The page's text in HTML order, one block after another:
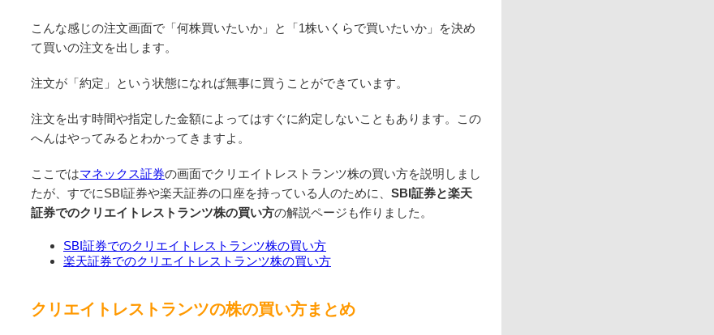
こんな感じの注文画面で「何株買いたいか」と「1株いくらで買いたいか」を決め
て買いの注文を出します。
注文が「約定」という状態になれば無事に買うことができています。
注文を出す時間や指定した金額によってはすぐに約定しないこともあります。この
へんはやってみるとわかってきますよ。
ここではマネックス証券の画面でクリエイトレストランツ株の買い方を説明しまし
たが、すでにSBI証券や楽天証券の口座を持っている人のために、 SBI証券と楽天
証券でのクリエイトレストランツ株の買い方の解説ページも作りました。
SBI証券でのクリエイトレストランツ株の買い方
楽天証券でのクリエイトレストランツ株の買い方
クリエイトレストランツの株の買い方まとめ